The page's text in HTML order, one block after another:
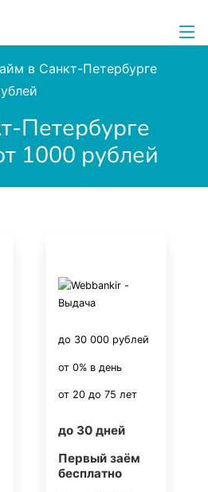
в Санкт-Петербурге
Петербурге
1000 рублей
до 30 000 рублей
от 0% в день
от 20 до 75 лет
до 30 дней
Первый заём
бесплатно